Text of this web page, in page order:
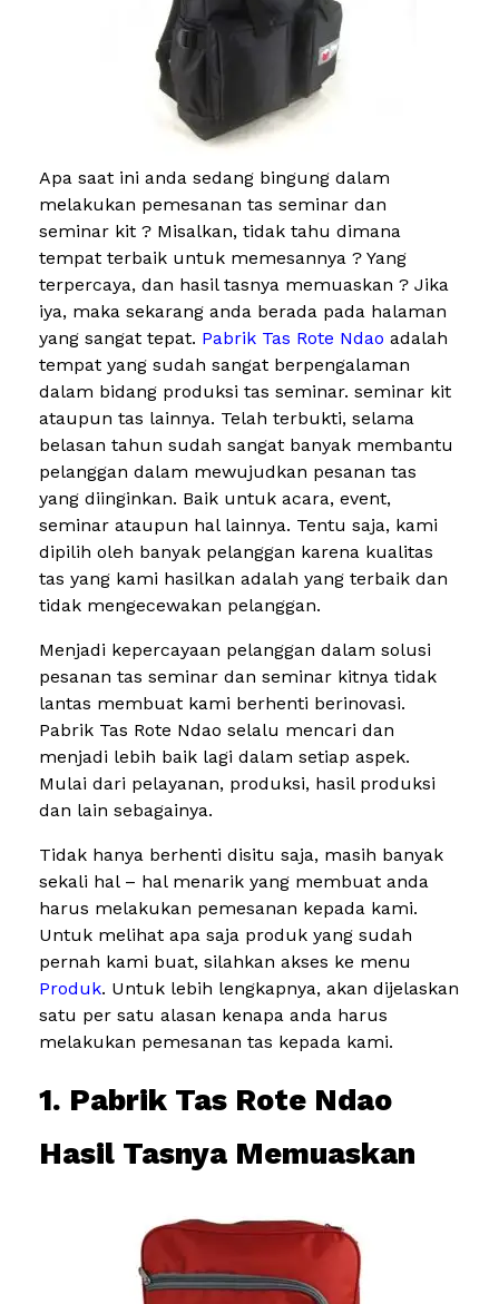
Apa saat ini anda sedang bingung dalam
melakukan pemesanan tas seminar dan
seminar kit ? Misalkan, tidak tahu dimana
tempat terbaik untuk memesannya ? Yang
terpercaya, dan hasil tasnya memuaskan ? Jika
iya, maka sekarang anda berada pada halaman
yang sangat tepat. Pabrik Tas Rote Ndao adalah
tempat yang sudah sangat berpengalaman
dalam bidang produksi tas seminar. seminar kit
ataupun tas lainnya. Telah terbukti, selama
belasan tahun sudah sangat banyak membantu
pelanggan dalam mewujudkan pesanan tas
yang diinginkan. Baik untuk acara, event,
seminar ataupun hal lainnya. Tentu saja, kami
dipilih oleh banyak pelanggan karena kualitas
tas yang kami hasilkan adalah yang terbaik dan
tidak mengecewakan pelanggan.
Menjadi kepercayaan pelanggan dalam solusi
pesanan tas seminar dan seminar kitnya tidak
lantas membuat kami berhenti berinovasi.
Pabrik Tas Rote Ndao selalu mencari dan
menjadi lebih baik lagi dalam setiap aspek.
Mulai dari pelayanan, produksi, hasil produksi
dan lain sebagainya.
Tidak hanya berhenti disitu saja, masih banyak
sekali hal – hal menarik yang membuat anda
harus melakukan pemesanan kepada kami.
Untuk melihat apa saja produk yang sudah
pernah kami buat, silahkan akses ke menu
Produk. Untuk lebih lengkapnya, akan dijelaskan
satu per satu alasan kenapa anda harus
melakukan pemesanan tas kepada kami.
1. Pabrik Tas Rote Ndao
Hasil Tasnya Memuaskan